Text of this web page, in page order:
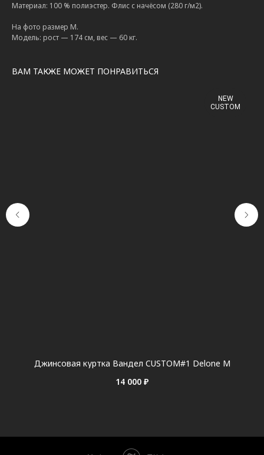
Материал: 100 % полиэстер. Флис с начёсом (280 г/м2).
На фото размер М.
Модель: рост — 174 см, вес — 60 кг.
ВАМ ТАКЖЕ МОЖЕТ ПОНРАВИТЬСЯ
NEW
CUSTOM
Джинсовая куртка Вандел CUSTOM#1 Delone M
14 000 ₽